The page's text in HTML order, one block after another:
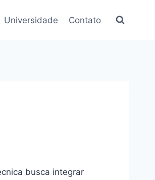
Universidade Contato
busca integrar